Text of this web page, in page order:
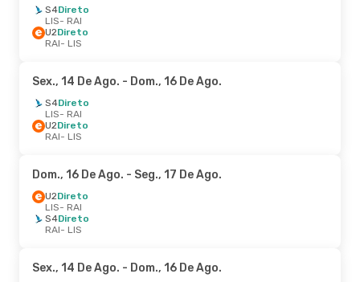
S4Direto
LIS- RAI
U2Direto
RAI- LIS
Sex., 14 De Ago. - Dom., 16 De Ago.
S4Direto
LIS- RAI
U2Direto
RAI- LIS
Dom., 16 De Ago. - Seg., 17 De Ago.
U2Direto
LIS- RAI
S4Direto
RAI- LIS
Sex., 14 De Ago. - Dom., 16 De Ago.